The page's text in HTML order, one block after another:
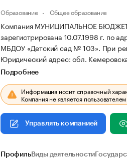
Образование Общее образование
Компания МУНИЦИПАЛЬНОЕ
зарегистрирована 10.07.1998 г. по
МБДОУ «Детский сад № 103». При
Юридический адрес: обл.
Подробнее
Информация носит справочный
Компания не является
Управлять компанией
ПрофильВиды деятельности